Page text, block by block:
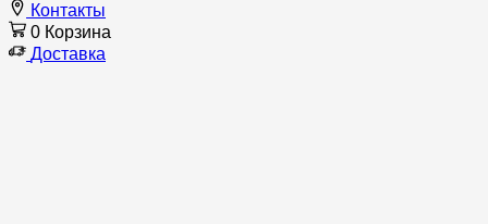
Контакты
0 Корзина
Доставка